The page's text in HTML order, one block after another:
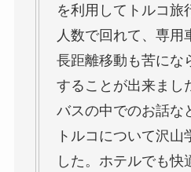
を利用してトルコ旅
人数で回れて、専用
長距離移動も苦にな
することが出来まし
バスの中でのお話な
トルコについて沢山
した。ホテルでも快